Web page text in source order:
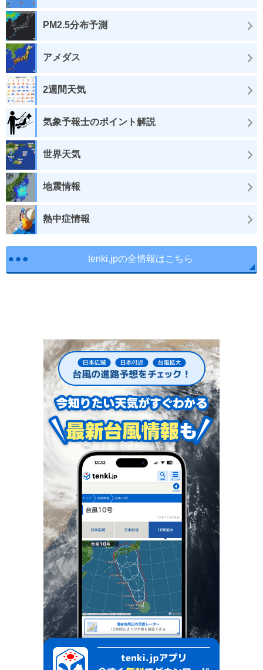
PM2.5分布予測
アメダス
2週間天気
気象予報士のポイント解説
世界天気
地震情報
熱中症情報
tenki.jpの全情報はこちら